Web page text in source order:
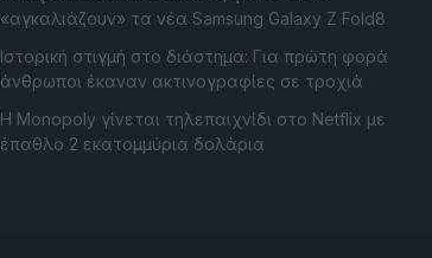
«αγκαλιάζουν» τα νέα Samsung Galaxy Z Fold8
Ιστορική στιγμή στο διάστημα: Για πρώτη φορά
άνθρωποι έκαναν ακτινογραφίες σε τροχιά
Η Monopoly γίνεται τηλεπαιχνίδι στο Netflix με
έπαθλο 2 εκατομμύρια δολάρια